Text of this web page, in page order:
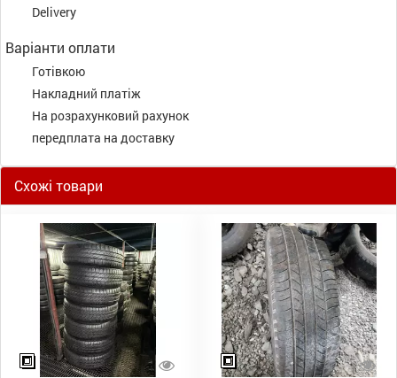
Delivery
Варіанти оплати
Готівкою
Накладний платіж
На розрахунковий рахунок
передплата на доставку
Схожі товари